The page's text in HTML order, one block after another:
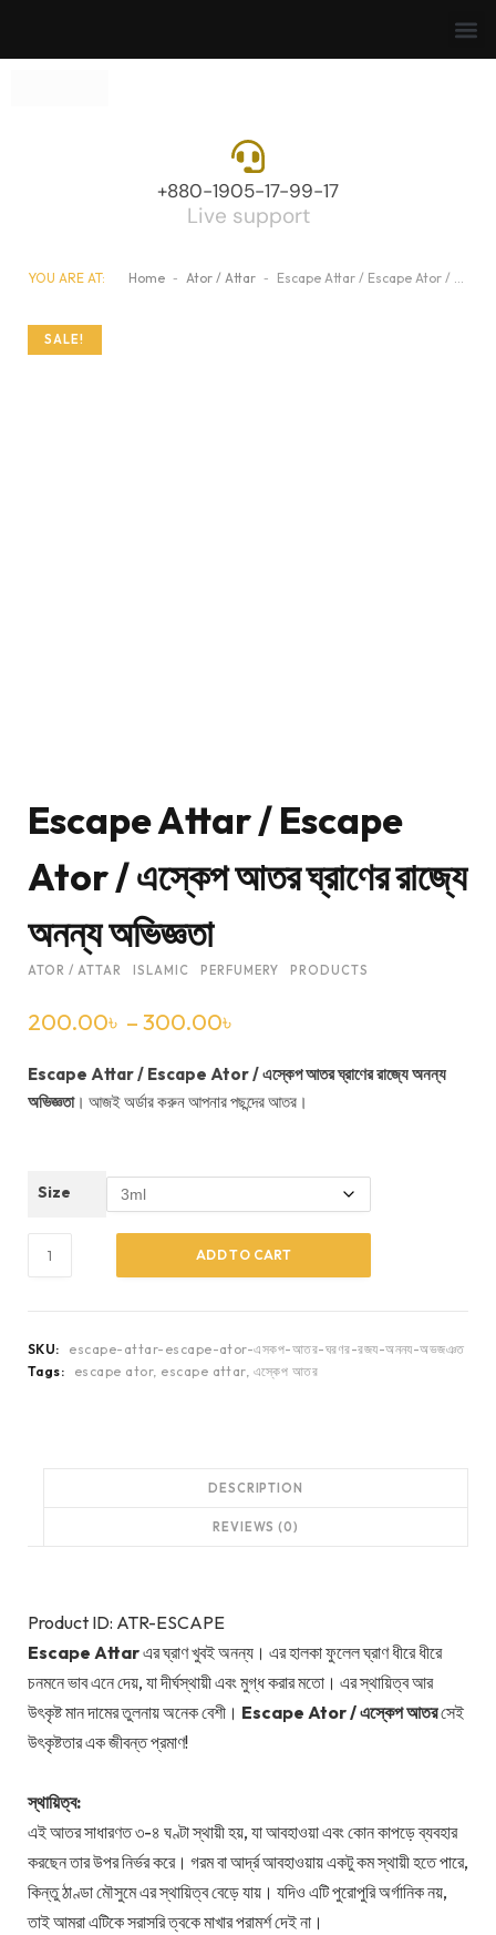
+880-1905-17-99-17
Live support
YOU ARE AT: Home - Ator / Attar - Escape Attar / Escape Ator / এস্কেপ আতর ঘ্রাণের রাজ্যে অনন্য অভিজ্ঞতা
SALE!
Escape Attar / Escape
Ator / এস্কেপ আতর ঘ্রাণের রাজ্যে
অনন্য অভিজ্ঞতা
ATOR / ATTAR ISLAMIC PERFUMERY PRODUCTS
200.00৳ –300.00৳
Escape Attar / Escape Ator / এস্কেপ আতর ঘ্রাণের রাজ্যে অনন্য
অভিজ্ঞতা। আজই অর্ডার করুন আপনার পছন্দের আতর।
Size
ADD TO CART
SKU:
escape-attar-escape-ator-এসকপ-আতর-ঘরণর-রজয-অননয-অভজঞত
Tags:
escape ator, escape attar, এস্কেপ আতর
DESCRIPTION
REVIEWS (0)
Product ID: ATR-ESCAPE
Escape Attarএর ঘ্রাণ খুবই অনন্য। এর হালকা ফুলেল ঘ্রাণ ধীরে ধীরে
চনমনে ভাব এনে দেয়, যা দীর্ঘস্থায়ী এবং মুগ্ধ করার মতো। এর স্থায়িত্ব আর
উৎকৃষ্ট মান দামের তুলনায় অনেক বেশী। Escape Ator / এস্কেপ আতরসেই
উৎকৃষ্টতার এক জীবন্ত প্রমাণ!
স্থায়িত্ব:
এই আতর সাধারণত ৩-৪ ঘণ্টা স্থায়ী হয়, যা আবহাওয়া এবং কোন কাপড়ে ব্যবহার
করছেন তার উপর নির্ভর করে। গরম বা আর্দ্র আবহাওয়ায় একটু কম স্থায়ী হতে পারে,
কিন্তু ঠাণ্ডা মৌসুমে এর স্থায়িত্ব বেড়ে যায়। যদিও এটি পুরোপুরি অর্গানিক নয়,
তাই আমরা এটিকে সরাসরি ত্বকে মাখার পরামর্শ দেই না।